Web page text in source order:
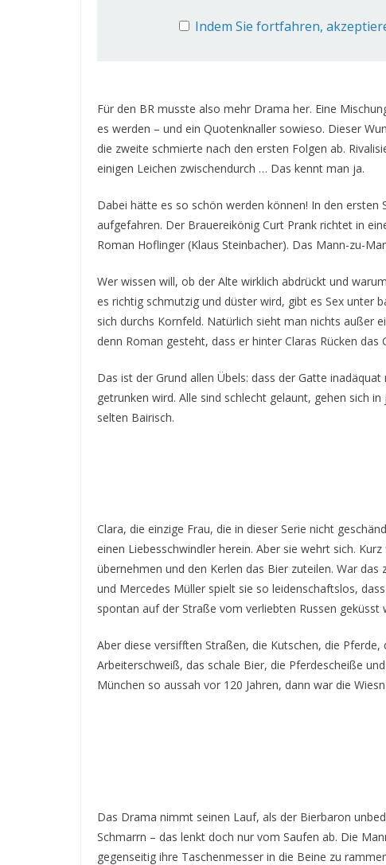
Indem Sie fortfahren,
Für den BR musste also mehr Drama her. Eine
es werden – und ein Quotenknaller sowieso. Dieser
die zweite schmierte nach den ersten Folgen ab.
einigen Leichen zwischendurch … Das kennt man ja.
Dabei hätte es so schön werden können! In den ersten
aufgefahren. Der Brauereikönig Curt Prank richtet in
Roman Hoflinger (Klaus Steinbacher). Das Mann-zu-
Wer wissen will, ob der Alte wirklich abdrückt und
es richtig schmutzig und düster wird, gibt es Sex unter
sich durchs Kornfeld. Natürlich sieht man nichts außer
denn Roman gesteht, dass er hinter Claras Rücken das
Das ist der Grund allen Übels: dass der Gatte
getrunken wird. Alle sind schlecht gelaunt, gehen sich
selten Bairisch.
Clara, die einzige Frau, die in dieser Serie nicht
einen Liebesschwindler herein. Aber sie wehrt sich.
übernehmen und den Kerlen das Bier zuteilen. War
und Mercedes Müller spielt sie so leidenschaftslos,
spontan auf der Straße vom verliebten Russen
Aber diese versifften Straßen, die Kutschen, die
Arbeiterschweiß, das schale Bier, die Pferdescheiße
München so aussah vor 120 Jahren, dann war die
Das Drama nimmt seinen Lauf, als der Bierbaron
Schmarrn – das lenkt doch nur vom Saufen ab. Die
gegenseitig ihre Taschenmesser in die Beine zu